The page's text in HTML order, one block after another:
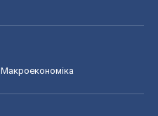
Макроекономіка